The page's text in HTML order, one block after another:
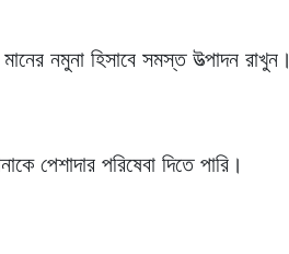
নমুনা হিসাবে সমস্ত উত্পাদন রাখুন।
পেশাদার পরিষেবা দিতে পারি।